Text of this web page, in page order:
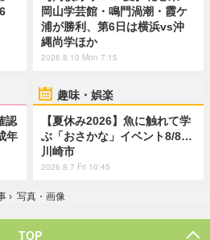
岡山学芸館・鳴門渦潮・霞ケ
浦が勝利、第6日は横浜vs沖
縄尚学ほか
2026.8.10 Mon 7:15
認
年
趣味・娯楽
【夏休み2026】魚に触れて学
ぶ「おさかな」イベント8/8…
川崎市
2026.8.7 Fri 10:45
› 写真・画像
TOP